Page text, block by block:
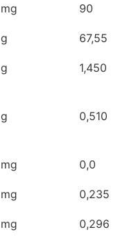
mg 90
g 67,55
g 1,450
g 0,510
mg 0,0
mg 0,235
mg 0,296